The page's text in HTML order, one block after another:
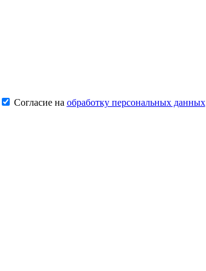
Согласие на обработку персональных данных